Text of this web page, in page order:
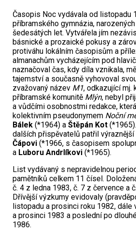
Časopis Noc vydávala od listopadu
příbramského gymnázia,
šedesátých let. Vytvářela jím
básnické a prozaické pokusy a
protiváhu lokálním časopisům a
almanachům vycházejícím pod
naznačoval čas, kdy díla vznikala,
tajemství a současně vyhovoval
zvažovaný název M1, odkazující mj.
příbramské komunitě Mlýn, nebyl
a vůdčími osobnostmi redakce,
kolektivním pseudonymem Noční
Bálek (*1964) a Štěpán Kot
dalších přispěvatelů patřil
Čápovi (*1966, s časopisem
a Luboru Andrlíkovi (*1965).
List vydávaný s nepravidelnou
pamětníků celkem 11 čísel.
č. 4 z ledna 1983, č. 7 z července a
Dřívější výzkumy evidovaly
listopadu a prosinci roku 1982, dále
a prosinci 1983 a poslední po
1986.